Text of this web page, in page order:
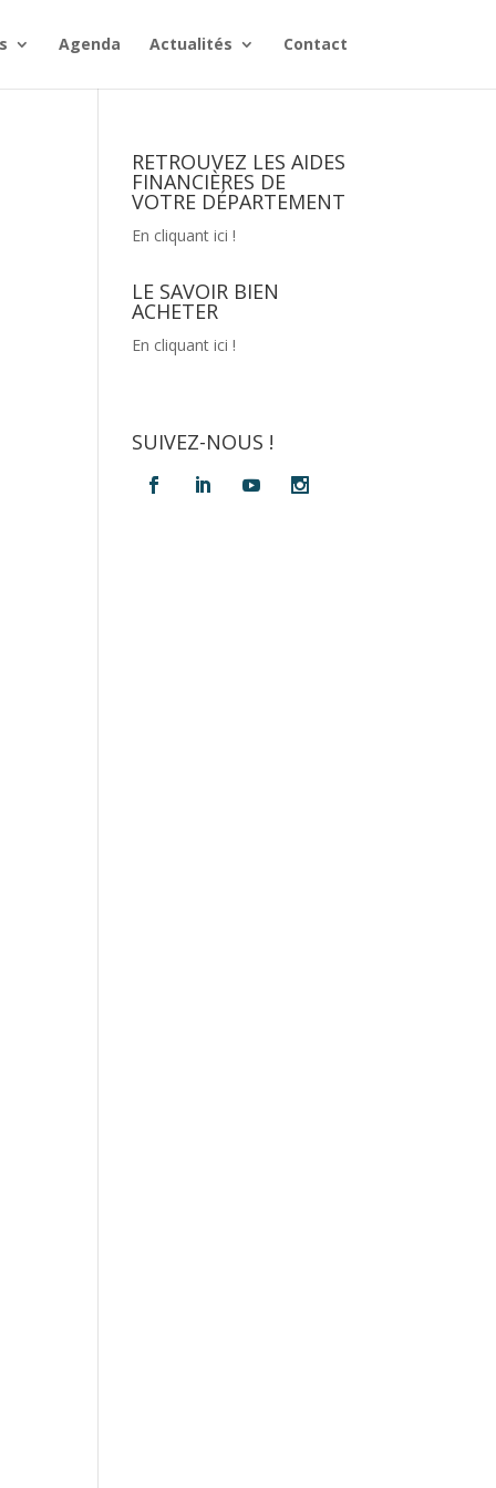
Agenda Actualités Contact
RETROUVEZ LES AIDES
FINANCIÈRES DE
VOTRE DÉPARTEMENT
En cliquant ici !
LE SAVOIR BIEN
ACHETER
En cliquant ici !
SUIVEZ-NOUS !